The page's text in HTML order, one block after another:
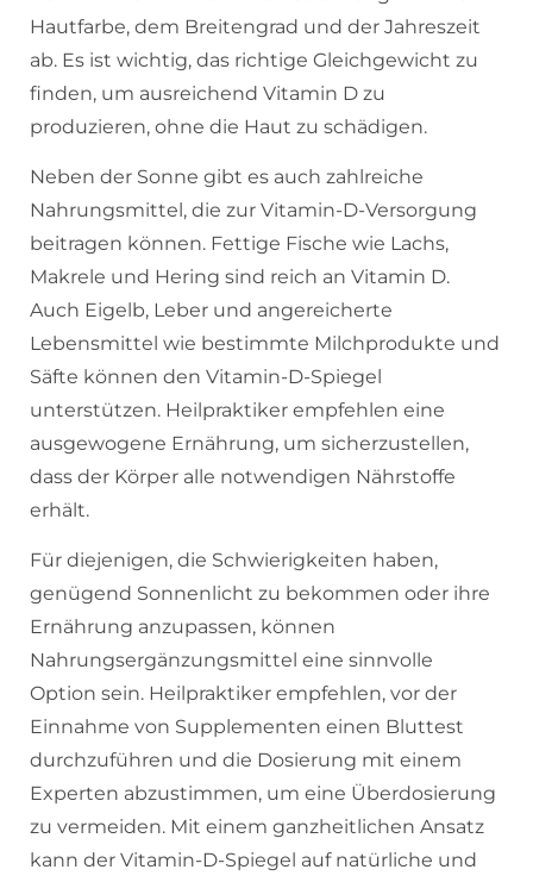
Hautfarbe, dem Breitengrad und der Jahreszeit
ab. Es ist wichtig, das richtige Gleichgewicht zu
finden, um ausreichend Vitamin D zu
produzieren, ohne die Haut zu schädigen.
Neben der Sonne gibt es auch zahlreiche
Nahrungsmittel, die zur Vitamin-D-Versorgung
beitragen können. Fettige Fische wie Lachs,
Makrele und Hering sind reich an Vitamin D.
Auch Eigelb, Leber und angereicherte
Lebensmittel wie bestimmte Milchprodukte und
Säfte können den Vitamin-D-Spiegel
unterstützen. Heilpraktiker empfehlen eine
ausgewogene Ernährung, um sicherzustellen,
dass der Körper alle notwendigen Nährstoffe
erhält.
Für diejenigen, die Schwierigkeiten haben,
genügend Sonnenlicht zu bekommen oder ihre
Ernährung anzupassen, können
Nahrungsergänzungsmittel eine sinnvolle
Option sein. Heilpraktiker empfehlen, vor der
Einnahme von Supplementen einen Bluttest
durchzuführen und die Dosierung mit einem
Experten abzustimmen, um eine Überdosierung
zu vermeiden. Mit einem ganzheitlichen Ansatz
kann der Vitamin-D-Spiegel auf natürliche und